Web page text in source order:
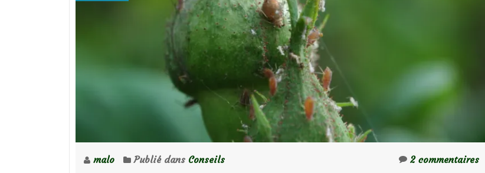
malo Publié dans Conseils 2 commentaires